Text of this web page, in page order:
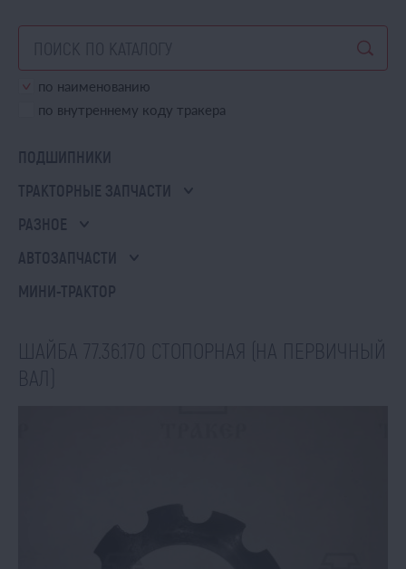
по наименованию
по внутреннему коду тракера
ПОДШИПНИКИ
ТРАКТОРНЫЕ ЗАПЧАСТИ
РАЗНОЕ
АВТОЗАПЧАСТИ
МИНИ-ТРАКТОР
ШАЙБА 77.36.170 СТОПОРНАЯ (НА ПЕРВИЧНЫЙ
ВАЛ)